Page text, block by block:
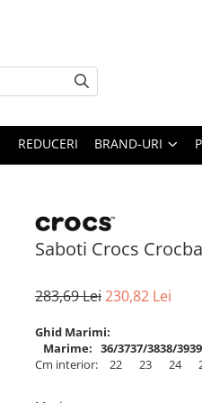
REDUCERI BRAND-URI
Saboti Crocs
283,69 Lei230,82 Lei
Ghid Marimi:
Marime: 36/3737/3838/39
Cm interior:
22 23 24